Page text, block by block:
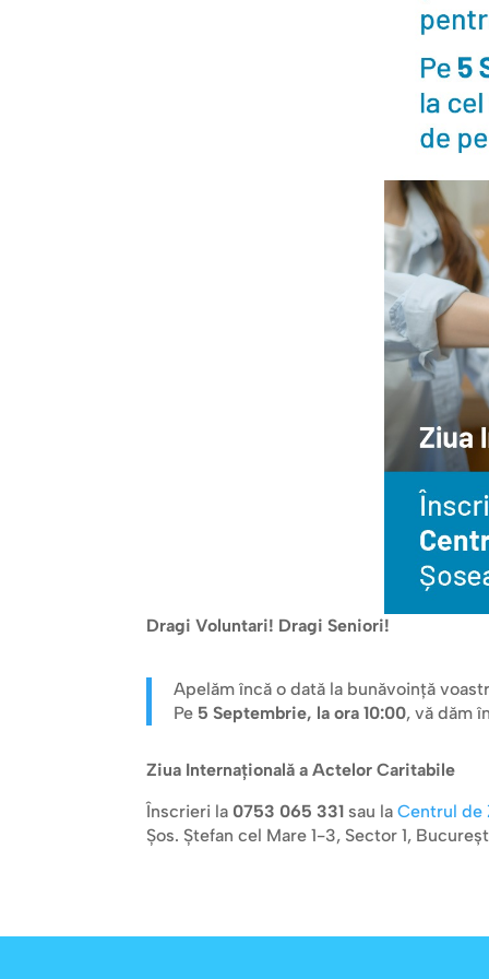
Dragi Voluntari! Dragi Seniori!
Apelăm încă o dată la bunăvoință
Pe 5 Septembrie, la ora 10:00, vă dăm
Ziua Internațională a Actelor Caritabile
Înscrieri la 0753 065 331 sau laCentrul de
Șos. Ștefan cel Mare 1-3, Sector 1,